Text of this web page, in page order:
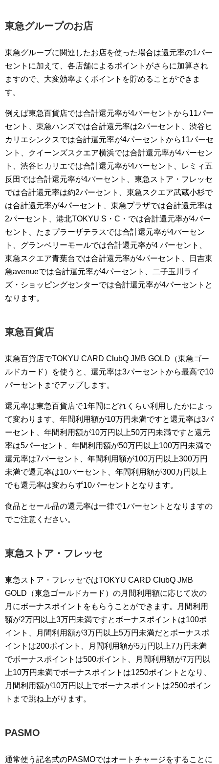
東急グループのお店
東急グループに関連したお店を使った場合は還元率の1パー
セントに加えて、各店舗によるポイントがさらに加算され
ますので、大変効率よくポイントを貯めることができま
す。
例えば東急百貨店では合計還元率が4パーセントから11パー
セント、東急ハンズでは合計還元率は2パーセント、渋谷ヒ
カリエシンクスでは合計還元率が4パーセントから11パーセ
ント、クイーンズスクエア横浜では合計還元率が4パーセン
ト、渋谷ヒカリエでは合計還元率が4パーセント、レミィ五
反田では合計還元率が4パーセント、東急ストア・フレッセ
では合計還元率は約2パーセント、東急スクエア武蔵小杉で
は合計還元率が4パーセント、東急プラザでは合計還元率は
2パーセント、港北TOKYU S・C・では合計還元率が4パー
セント、たまプラーザテラスでは合計還元率が4パーセン
ト、グランベリーモールでは合計還元率が4 パーセント、
東急スクエア青葉台では合計還元率が4パーセント、日吉東
急avenueでは合計還元率が4パーセント、二子玉川ライ
ズ・ショッピングセンターでは合計還元率が4パーセントと
なります。
東急百貨店
東急百貨店でTOKYU CARD ClubQ JMB GOLD（東急ゴー
ルドカード）を使うと、還元率は3パーセントから最高で10
パーセントまでアップします。
還元率は東急百貨店で1年間にどれくらい利用したかによっ
て変わります。年間利用額が10万円未満ですと還元率は3パ
ーセント、年間利用額が10万円以上50万円未満ですと還元
率は5パーセント、年間利用額が50万円以上100万円未満で
還元率は7パーセント、年間利用額が100万円以上300万円
未満で還元率は10パーセント、年間利用額が300万円以上
でも還元率は変わらず10パーセントとなります。
食品とセール品の還元率は一律で1パーセントとなりますの
でご注意ください。
東急ストア・フレッセ
東急ストア・フレッセではTOKYU CARD ClubQ JMB
GOLD（東急ゴールドカード）の月間利用額に応じて次の
月にボーナスポイントをもらうことができます。月間利用
額が2万円以上3万円未満ですとボーナスポイントは100ポ
イント、月間利用額が3万円以上5万円未満だとボーナスポ
イントは200ポイント、月間利用額が5万円以上7万円未満
でボーナスポイントは500ポイント、月間利用額が7万円以
上10万円未満でボーナスポイントは1250ポイントとなり、
月間利用額が10万円以上でボーナスポイントは2500ポイン
トまで跳ね上がります。
PASMO
通常使う記名式のPASMOではオートチャージをすることに